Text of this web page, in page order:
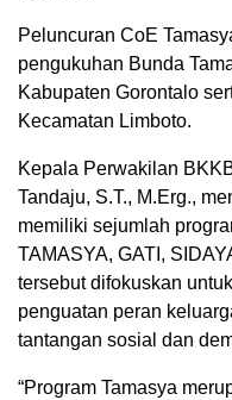
Peluncuran CoE
pengukuhan Bunda
Kabupaten Gorontalo
Kecamatan Limboto.
Kepala Perwakilan
Tandaju, S.T., M.Erg.,
memiliki sejumlah
TAMASYA, GATI,
tersebut difokuskan
penguatan peran
tantangan sosial dan
“Program Tamasya